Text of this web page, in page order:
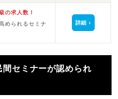
の求人数！
められるセミナ
詳細
セミナーが認められ